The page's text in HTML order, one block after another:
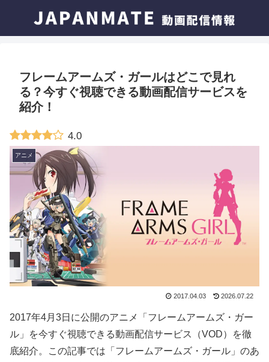
フレームアームズ・ガールはどこで見れ
る？今すぐ視聴できる動画配信サービスを
紹介！
4.0
アニメ
2017.04.03 2026.07.22
2017年4月3日に公開のアニメ「フレームアームズ・ガー
ル」を今すぐ視聴できる動画配信サービス（VOD）を徹
底紹介。この記事では「フレームアームズ・ガール」のあ